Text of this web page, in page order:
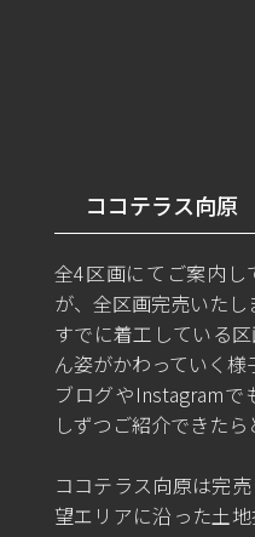
ココテラス向原
全4区画にてご案内
が、全区画完売いたし
すでに着工している
ん姿がかわっていく様
ブログやInstagram
しずつご紹介できたら
ココテラス向原は完
望エリアに沿った土